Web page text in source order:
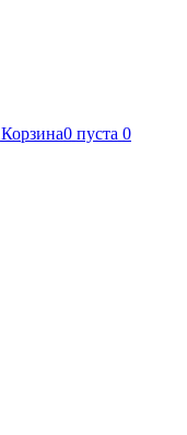
Корзина0 пуста 0